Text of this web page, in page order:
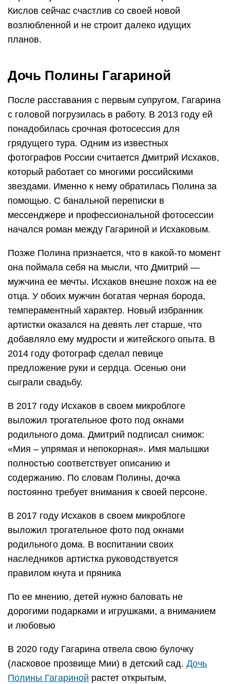
Кислов сейчас счастлив со своей новой
возлюбленной и не строит далеко идущих
планов.
Дочь Полины Гагариной
После расставания с первым супругом, Гагарина
с головой погрузилась в работу. В 2013 году ей
понадобилась срочная фотосессия для
грядущего тура. Одним из известных
фотографов России считается Дмитрий Исхаков,
который работает со многими российскими
звездами. Именно к нему обратилась Полина за
помощью. С банальной переписки в
мессенджере и профессиональной фотосессии
начался роман между Гагариной и Исхаковым.
Позже Полина признается, что в какой-то момент
она поймала себя на мысли, что Дмитрий —
мужчина ее мечты. Исхаков внешне похож на ее
отца. У обоих мужчин богатая черная борода,
темпераментный характер. Новый избранник
артистки оказался на девять лет старше, что
добавляло ему мудрости и житейского опыта. В
2014 году фотограф сделал певице
предложение руки и сердца. Осенью они
сыграли свадьбу.
В 2017 году Исхаков в своем микроблоге
выложил трогательное фото под окнами
родильного дома. Дмитрий подписал снимок:
«Мия – упрямая и непокорная». Имя малышки
полностью соответствует описанию и
содержанию. По словам Полины, дочка
постоянно требует внимания к своей персоне.
В 2017 году Исхаков в своем микроблоге
выложил трогательное фото под окнами
родильного дома. В воспитании своих
наследников артистка руководствуется
правилом кнута и пряника
По ее мнению, детей нужно баловать не
дорогими подарками и игрушками, а вниманием
и любовью
В 2020 году Гагарина отвела свою булочку
(ласковое прозвище Мии) в детский сад. Дочь
Полины Гагариной растет открытым,